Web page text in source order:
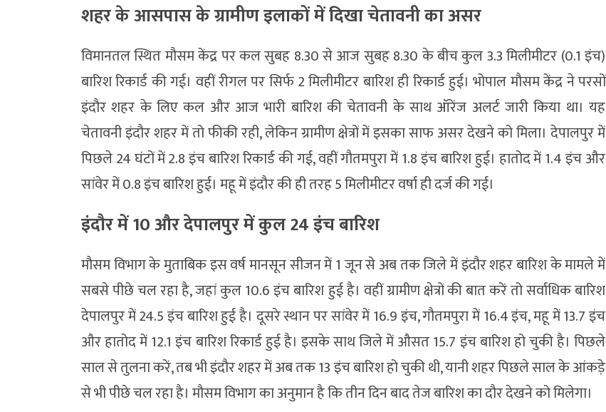
शहर के आसपास के ग्रामीण इलाकों में दिखा चेतावनी का असर
विमानतल स्थित मौसम केंद्र पर कल सुबह 8.30 से आज सुबह 8.30 के बीच कुल 3.3 मिलीमीटर (0.1 इंच)
बारिश रिकार्ड की गई। वहीं रीगल पर सिर्फ 2 मिलीमीटर बारिश ही रिकार्ड हुई। भोपाल मौसम केंद्र ने परसों
इंदौर शहर के लिए कल और आज भारी बारिश की चेतावनी के साथ ऑरेंज अलर्ट जारी किया था। यह
चेतावनी इंदौर शहर में तो फीकी रही, लेकिन ग्रामीण क्षेत्रों में इसका साफ असर देखने को मिला। देपालपुर में
पिछले 24 घंटों में 2.8 इंच बारिश रिकार्ड की गई, वहीं गौतमपुरा में 1.8 इंच बारिश हुई। हातोद में 1.4 इंच और
सांवेर में 0.8 इंच बारिश हुई। महू में इंदौर की ही तरह 5 मिलीमीटर वर्षा ही दर्ज की गई।
इंदौर में 10 और देपालपुर में कुल 24 इंच बारिश
मौसम विभाग के मुताबिक इस वर्ष मानसून सीजन में 1 जून से अब तक जिले में इंदौर शहर बारिश के मामले में
सबसे पीछे चल रहा है, जहां कुल 10.6 इंच बारिश हुई है। वहीं ग्रामीण क्षेत्रों की बात करें तो सर्वाधिक बारिश
देपालपुर में 24.5 इंच बारिश हुई है। दूसरे स्थान पर सांवेर में 16.9 इंच, गौतमपुरा में 16.4 इंच, महू में 13.7 इंच
और हातोद में 12.1 इंच बारिश रिकार्ड हुई है। इसके साथ जिले में औसत 15.7 इंच बारिश हो चुकी है। पिछले
साल से तुलना करें, तब भी इंदौर शहर में अब तक 13 इंच बारिश हो चुकी थी, यानी शहर पिछले साल के आंकड़े
से भी पीछे चल रहा है। मौसम विभाग का अनुमान है कि तीन दिन बाद तेज बारिश का दौर देखने को मिलेगा।